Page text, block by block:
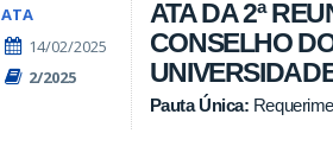
ATA
14/02/2025
2/2025
ATA DA 2ª
CONSELHO
Pauta Única: